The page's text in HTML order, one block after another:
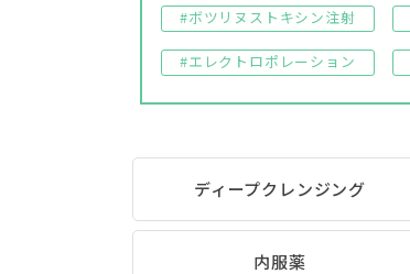
#ボツリヌストキシン注射
#エレクトロポレーション
ディープクレンジング
内服薬